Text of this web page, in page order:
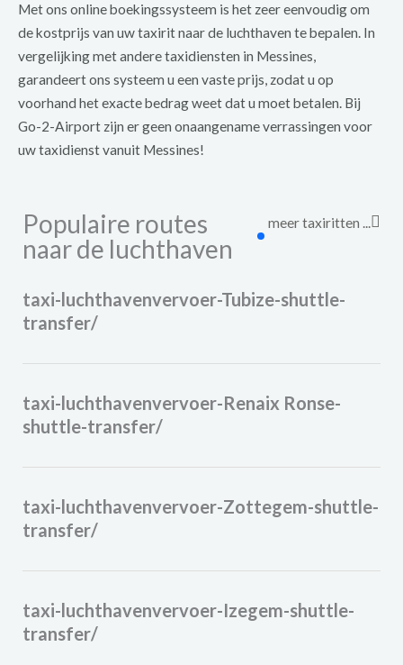
Met ons online boekingssysteem is het zeer eenvoudig om
de kostprijs van uw taxirit naar de luchthaven te bepalen. In
vergelijking met andere taxidiensten in Messines,
garandeert ons systeem u een vaste prijs, zodat u op
voorhand het exacte bedrag weet dat u moet betalen. Bij
Go-2-Airport zijn er geen onaangename verrassingen voor
uw taxidienst vanuit Messines!
Populaire routes
naar de luchthaven
meer taxiritten ...
taxi-luchthavenvervoer-Tubize-shuttle-
transfer/
taxi-luchthavenvervoer-Renaix Ronse-
shuttle-transfer/
taxi-luchthavenvervoer-Zottegem-shuttle-
transfer/
taxi-luchthavenvervoer-Izegem-shuttle-
transfer/